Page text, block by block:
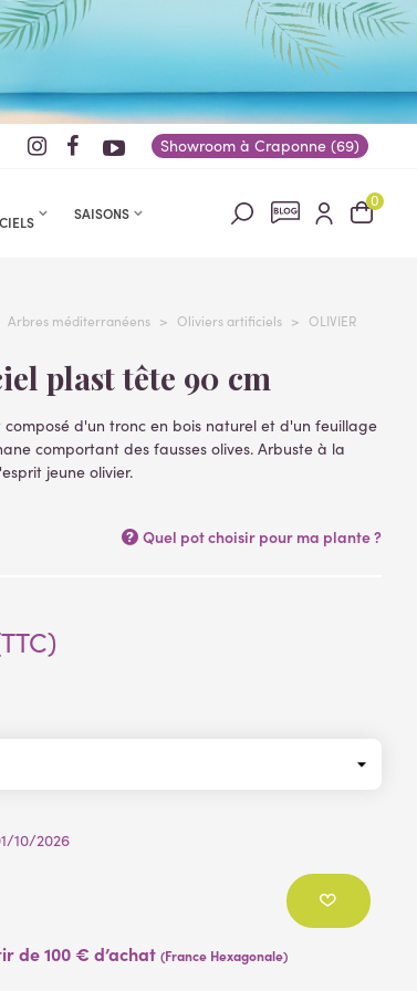
Showroom à Craponne (69)
SAISONS
0
Arbres méditerranéens > Oliviers artificiels >
OLIVIER
plast tête 90 cm
d'un tronc en bois naturel et d'un feuillage
comportant des fausses olives. Arbuste à la
jeune olivier.
PVC noir (support de plantation) plantes
Quel pot choisir pour ma plante ?
10/2026
de 100 € d’achat(France Hexagonale)